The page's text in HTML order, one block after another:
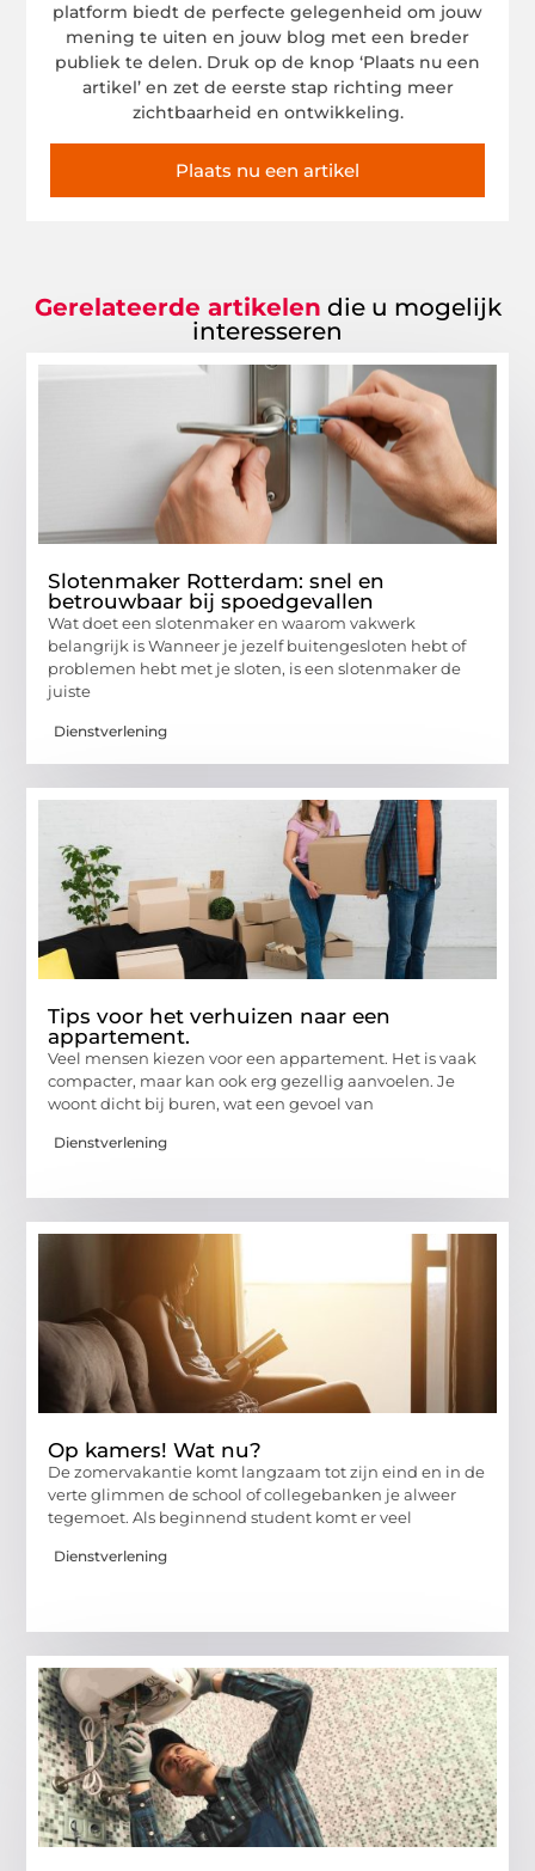
platform biedt de perfecte gelegenheid om jouw
mening te uiten en jouw blog met een breder
publiek te delen. Druk op de knop ‘Plaats nu een
artikel’ en zet de eerste stap richting meer
zichtbaarheid en ontwikkeling.
Plaats nu een artikel
Gerelateerde artikelen die u mogelijk
interesseren
Slotenmaker Rotterdam: snel en
betrouwbaar bij spoedgevallen
Wat doet een slotenmaker en waarom vakwerk
belangrijk is Wanneer je jezelf buitengesloten hebt of
problemen hebt met je sloten, is een slotenmaker de
juiste
Dienstverlening
Tips voor het verhuizen naar een
appartement.
Veel mensen kiezen voor een appartement. Het is vaak
compacter, maar kan ook erg gezellig aanvoelen. Je
woont dicht bij buren, wat een gevoel van
Dienstverlening
Op kamers! Wat nu?
De zomervakantie komt langzaam tot zijn eind en in de
verte glimmen de school of collegebanken je alweer
tegemoet. Als beginnend student komt er veel
Dienstverlening